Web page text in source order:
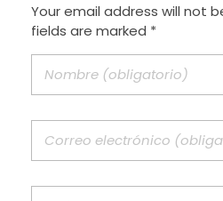
Your email address will not
fields are marked *